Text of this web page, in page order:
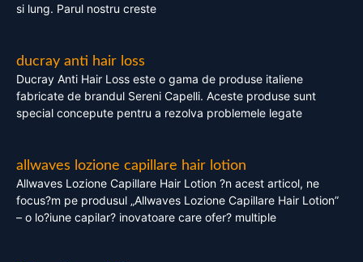
si lung. Parul nostru creste
ducray anti hair loss
Ducray Anti Hair Loss este o gama de produse italiene
fabricate de brandul Sereni Capelli. Aceste produse sunt
special concepute pentru a rezolva problemele legate
allwaves lozione capillare hair lotion
Allwaves Lozione Capillare Hair Lotion ?n acest articol, ne
focus?m pe produsul „Allwaves Lozione Capillare Hair Lotion”
– o lo?iune capilar? inovatoare care ofer? multiple